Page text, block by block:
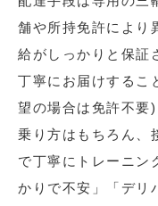
舗や所持免許により
給がしっかりと保証
丁寧にお届けするこ
望の場合は免許不要)
乗り方はもちろん、
で丁寧にトレーニン
かりで不安」「デリ